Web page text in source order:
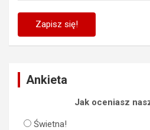
Ankieta
Jak oceniasz
Świetna!